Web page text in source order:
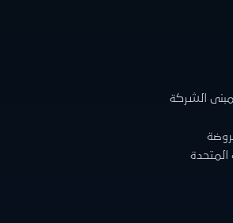
مبنى الشركة
المتحدة